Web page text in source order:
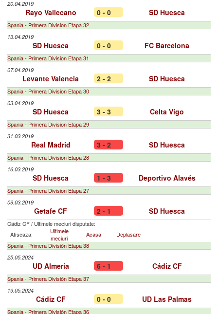
20.04.2019
Rayo Vallecano 0 - 0 SD Huesca
Spania - Primera Division Etapa 32
13.04.2019
SD Huesca 0 - 0 FC Barcelona
Spania - Primera Division Etapa 31
07.04.2019
Levante Valencia 2 - 2 SD Huesca
Spania - Primera Division Etapa 30
03.04.2019
SD Huesca 3 - 3 Celta Vigo
Spania - Primera Division Etapa 29
31.03.2019
Real Madrid 3 - 2 SD Huesca
Spania - Primera Division Etapa 28
16.03.2019
SD Huesca 1 - 3 Deportivo Alavés
Spania - Primera Division Etapa 27
09.03.2019
Getafe CF 2 - 1 SD Huesca
Cádiz CF/ Ultimele meciuri disputate:
Afiseaza:
Ultimele
meciuri
Acasa
Deplasare
Spania - Primera División Etapa 38
25.05.2024
UD Almería 6 - 1 Cádiz CF
Spania - Primera División Etapa 37
19.05.2024
Cádiz CF 0 - 0 UD Las Palmas
Spania - Primera División Etapa 36